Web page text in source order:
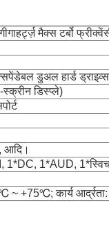
मैक्स टर्बो
डुअल हार्ड ड्राइव्स
डिस्प्ले)
आदि।
1*DC, 1*AUD,
+75℃; कार्य